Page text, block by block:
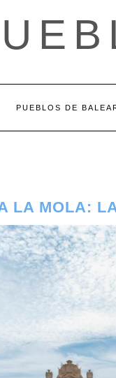
PUEBLOS DE
LA MOLA: